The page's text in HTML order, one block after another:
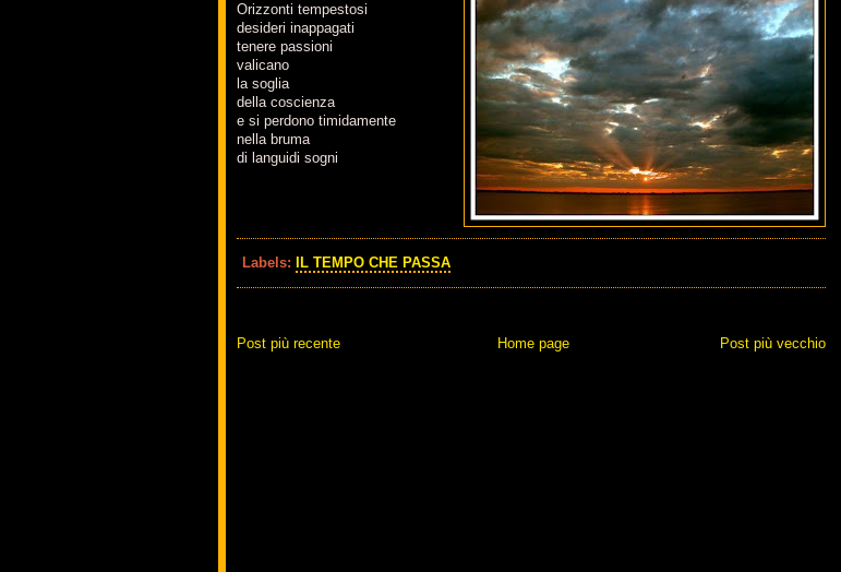
Orizzonti tempestosi
desideri inappagati
tenere passioni
valicano
la soglia
della coscienza
e si perdono timidamente
nella bruma
di languidi sogni
Labels: IL TEMPO CHE PASSA
Post più recente Post più vecchio
Home page